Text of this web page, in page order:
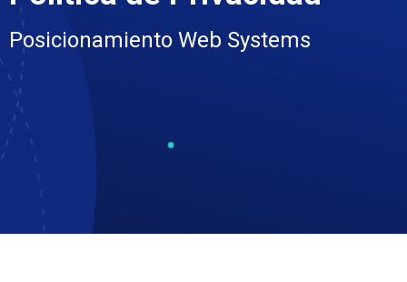
Posicionamiento Web Systems